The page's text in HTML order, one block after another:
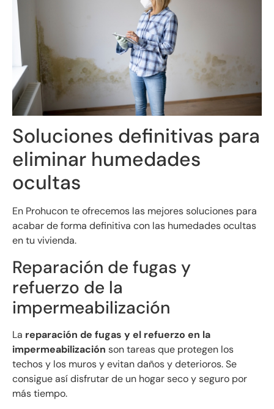
Soluciones definitivas para
eliminar humedades
ocultas
En Prohucon te ofrecemos las mejores soluciones para
acabar de forma definitiva con las humedades ocultas
en tu vivienda.
Reparación de fugas y
refuerzo de la
impermeabilización
La reparación de fugas y el refuerzo en la
impermeabilización son tareas que protegen los
techos y los muros y evitan daños y deterioros. Se
consigue así disfrutar de un hogar seco y seguro por
más tiempo.